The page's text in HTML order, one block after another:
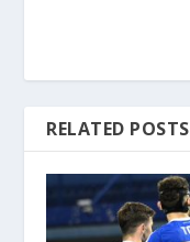
RELATED POSTS